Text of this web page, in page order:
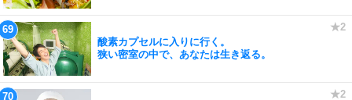
酸素カプセルに入りに行く。
狭い密室の中で、あなたは生き返る。